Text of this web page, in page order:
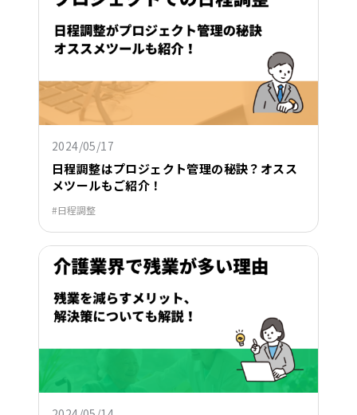
2024/05/17
日程調整はプロジェクト管理の秘訣？オスス
メツールもご紹介！
日程調整